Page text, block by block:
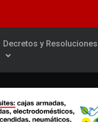
Decretos y Resoluciones